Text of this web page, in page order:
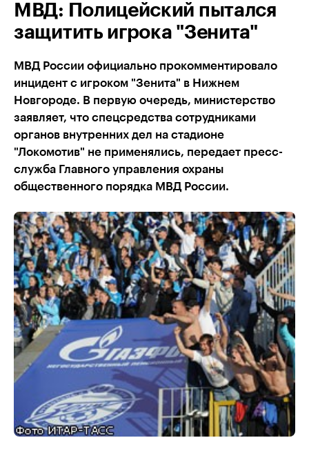
МВД: Полицейский пытался
защитить игрока "Зенита"
МВД России официально прокомментировало
инцидент с игроком "Зенита" в Нижнем
Новгороде. В первую очередь, министерство
заявляет, что спецсредства сотрудниками
органов внутренних дел на стадионе
"Локомотив" не применялись, передает пресс-
служба Главного управления охраны
общественного порядка МВД России.